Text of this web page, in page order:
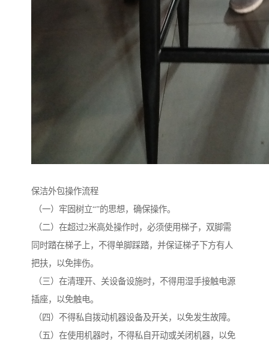
保洁外包操作流程
（一）牢固树立“”的思想，确保操作。
（二）在超过2米高处操作时，必须使用梯子，双脚需
同时踏在梯子上，不得单脚踩踏，并保证梯子下方有人
把扶，以免摔伤。
（三）在清理开、关设备设施时，不得用湿手接触电源
插座，以免触电。
（四）不得私自拨动机器设备及开关，以免发生故障。
（五）在使用机器时，不得私自开动或关闭机器，以免